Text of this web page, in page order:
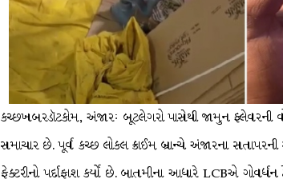
કચ્છખબરડૉટકોમ, અંજારઃ બૂટલેગરો પાસેથી જામુન ફ્લેવરની
સમાચાર છે. પૂર્વ કચ્છ લોકલ ક્રાઈમ બ્રાન્ચે અંજારના સતાપરની
ફેક્ટરીનો પર્દાફાશ કર્યો છે. બાતમીના આધારે LCBએ